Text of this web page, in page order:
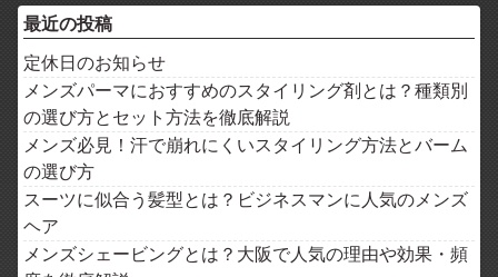
最近の投稿
定休日のお知らせ
メンズパーマにおすすめのスタイリング剤とは？種類別
の選び方とセット方法を徹底解説
メンズ必見！汗で崩れにくいスタイリング方法とバーム
の選び方
スーツに似合う髪型とは？ビジネスマンに人気のメンズ
ヘア
メンズシェービングとは？大阪で人気の理由や効果・頻